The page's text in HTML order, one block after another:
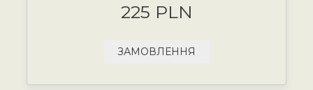
225 PLN
ЗАМОВЛЕННЯ